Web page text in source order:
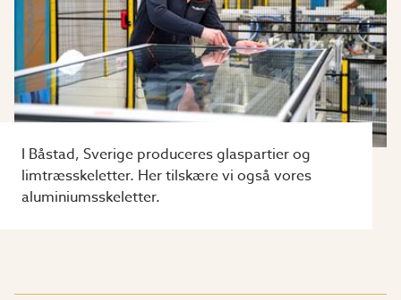
I Båstad, Sverige produceres glaspartier og
limtræsskeletter. Her tilskære vi også vores
aluminiumsskeletter.